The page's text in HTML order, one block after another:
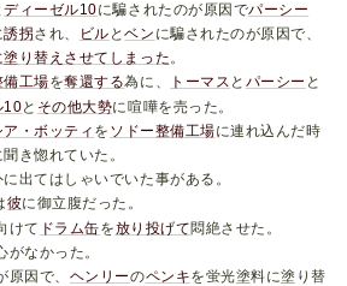
ディーゼル10に騙されたのが原因でパーシー
誘拐され、 ビル とベン に騙されたのが原因で、
塗り替えさせてしまった 。
備工場を奪還する為に、 トーマス と パーシー と
10と その他大勢に喧嘩を売った。
ア・ボッティ を ソドー整備工場に連れ込んだ時
聞き惚れていた。
に出てはしゃいでいた事がある。
彼に御立腹だった。
けて ドラム缶を放り投げて悶絶させた。
がなかった。
原因で、 ヘンリーのペンキを蛍光塗料に塗り替